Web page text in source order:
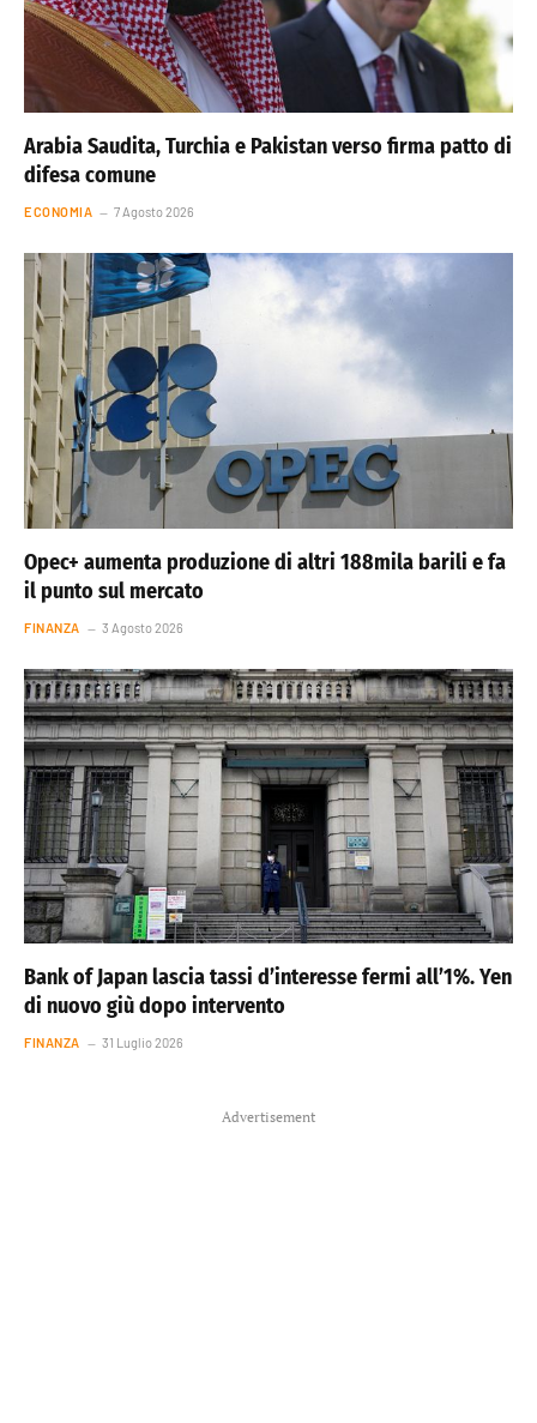
Arabia Saudita, Turchia e Pakistan verso firma patto di
difesa comune
ECONOMIA 7 Agosto 2026
Opec+ aumenta produzione di altri 188mila barili e fa
il punto sul mercato
FINANZA 3 Agosto 2026
Bank of Japan lascia tassi d’interesse fermi all’1%. Yen
di nuovo giù dopo intervento
FINANZA 31 Luglio 2026
Advertisement